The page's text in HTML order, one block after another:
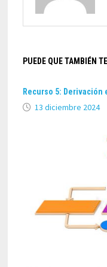
PUEDE QUE TAMBIÉN
Recurso 5: Derivación
13 diciembre 2024